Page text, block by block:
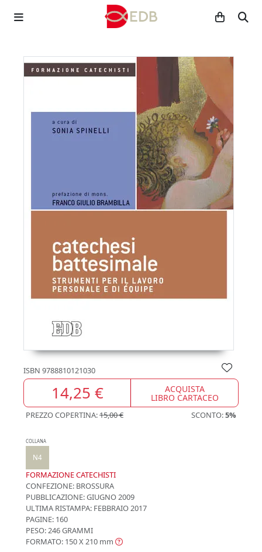
ISBN 9788810121030
14,25 € ACQUISTA
LIBRO CARTACEO
PREZZO COPERTINA:15,00 € SCONTO:5%
COLLANA
N4
FORMAZIONE CATECHISTI
CONFEZIONE: BROSSURA
PUBBLICAZIONE:GIUGNO 2009
ULTIMA RISTAMPA: FEBBRAIO 2017
PAGINE: 160
PESO: 246 GRAMMI
FORMATO: 150 X 210 mm